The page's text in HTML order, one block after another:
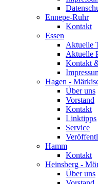
Ennepe-Ruhr
Kontakt
Essen
Aktuelle
Aktuelle
Kontakt
Hagen -
Über uns
Vorstand
Kontakt
Linktipps
Service
Hamm
Kontakt
Heinsberg -
Über uns